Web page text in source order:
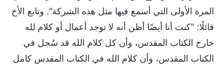
المرة الأولى التي أسمع فيها مثل هذه الشركة". وتابع الأخ
قائلًا: "كنت أنا أيضًا أظن أنه لا توجد أعمال أو كلام لله
خارج الكتاب المقدس، وأن كل كلام الله قد سُجل في
الكتاب المقدس، وأن كلام الله في الكتاب المقدس كامل